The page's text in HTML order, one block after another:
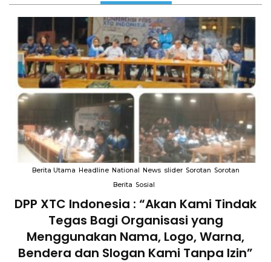
Berita Utama Headline National News slider Sorotan Sorotan
Berita Sosial
DPP XTC Indonesia : “Akan Kami Tindak
Tegas Bagi Organisasi yang
Menggunakan Nama, Logo, Warna,
Bendera dan Slogan Kami Tanpa Izin”